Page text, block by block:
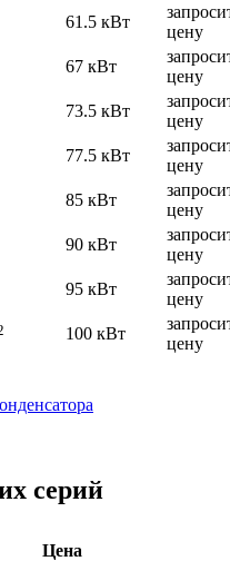
61.5 кВт
цену
67 кВт
цену
73.5 кВт
цену
77.5 кВт
цену
85 кВт
цену
90 кВт
цену
95 кВт
цену
100 кВт
цену
серий
Цена